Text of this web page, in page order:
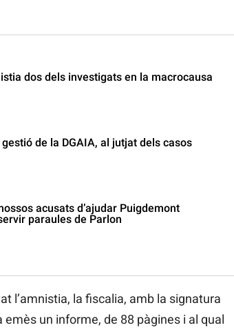
dos dels investigats en la macrocausa
de la DGAIA, al jutjat dels casos
acusats d’ajudar Puigdemont
paraules de Parlon
l’amnistia, la fiscalia, amb la signatura
un informe, de 88 pàgines i al qual